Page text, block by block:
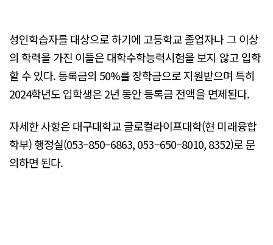
성인학습자를 대상으로 하기에 고등학교 졸업자나 그 이상
의 학력을 가진 이들은 대학수학능력시험을 보지 않고 입학
할 수 있다. 등록금의 50%를 장학금으로 지원받으며 특히
2024학년도 입학생은 2년 동안 등록금 전액을 면제된다.
자세한 사항은 대구대학교 글로컬라이프대학(현 미래융합
학부) 행정실(053–850–6863, 053–650–8010, 8352)로 문
의하면 된다.